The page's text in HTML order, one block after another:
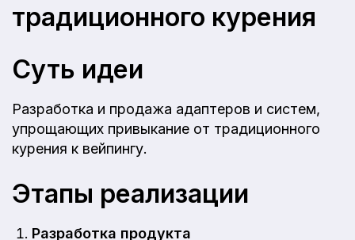
традиционного курения
Суть идеи
Разработка и продажа адаптеров и систем,
упрощающих привыкание от традиционного
курения к вейпингу.
Этапы реализации
Разработка продукта